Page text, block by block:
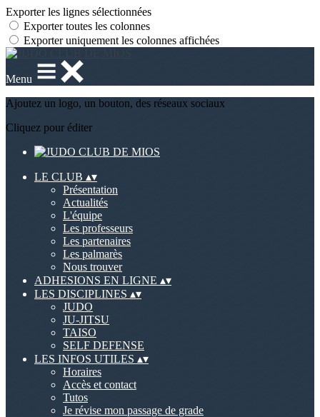
Exporter les lignes sélectionnées
Exporter toutes les colonnes
Exporter uniquement les colonnes affichées
Menu
Ajoutez un logo, un bouton, des réseaux sociaux
Cliquez pour éditer
LE CLUB ▴▾
Présentation
Actualités
L'équipe
Les professeurs
Les partenaires
Les palmarès
Nous trouver
ADHESIONS EN LIGNE ▴▾
LES DISCIPLINES ▴▾
JUDO
JU-JITSU
TAISO
SELF DEFENSE
LES INFOS UTILES ▴▾
Horaires
Accès et contact
Tutos
Je révise mon passage de grade